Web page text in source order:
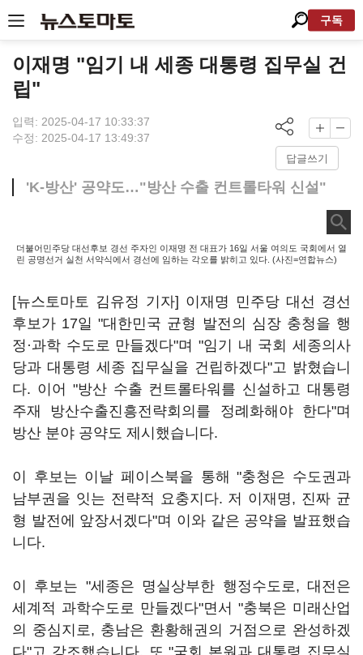
구독
이재명 "임기 내 세종 대통령 집무실 건
립"
입력: 2025-04-17 10:33:37
수정: 2025-04-17 13:49:37
답글쓰기
'K-방산' 공약도…"방산 수출 컨트롤타워 신설"
더불어민주당 대선후보 경선 주자인 이재명 전 대표가 16일 서울 여의도 국회에서 열
린 공명선거 실천 서약식에서 경선에 임하는 각오를 밝히고 있다. (사진=연합뉴스)
[뉴스토마토 김유정 기자] 이재명 민주당 대선 경선
후보가 17일 "대한민국 균형 발전의 심장 충청을 행
정·과학 수도로 만들겠다"며 "임기 내 국회 세종의사
당과 대통령 세종 집무실을 건립하겠다"고 밝혔습니
다. 이어 "방산 수출 컨트롤타워를 신설하고 대통령
주재 방산수출진흥전략회의를 정례화해야 한다"며
방산 분야 공약도 제시했습니다.
이 후보는 이날 페이스북을 통해 "충청은 수도권과
남부권을 잇는 전략적 요충지다. 저 이재명, 진짜 균
형 발전에 앞장서겠다"며 이와 같은 공약을 발표했습
니다.
이 후보는 "세종은 명실상부한 행정수도로, 대전은
세계적 과학수도로 만들겠다"면서 "충북은 미래산업
의 중심지로, 충남은 환황해권의 거점으로 완성하겠
다"고 강조했습니다. 또 "국회 본원과 대통령 집무실